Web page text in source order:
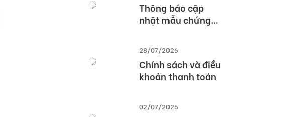
Thông báo cập
nhật mẫu chứng
Speaking
28/07/2026
Chính sách và điều
khoản thanh toán
02/07/2026